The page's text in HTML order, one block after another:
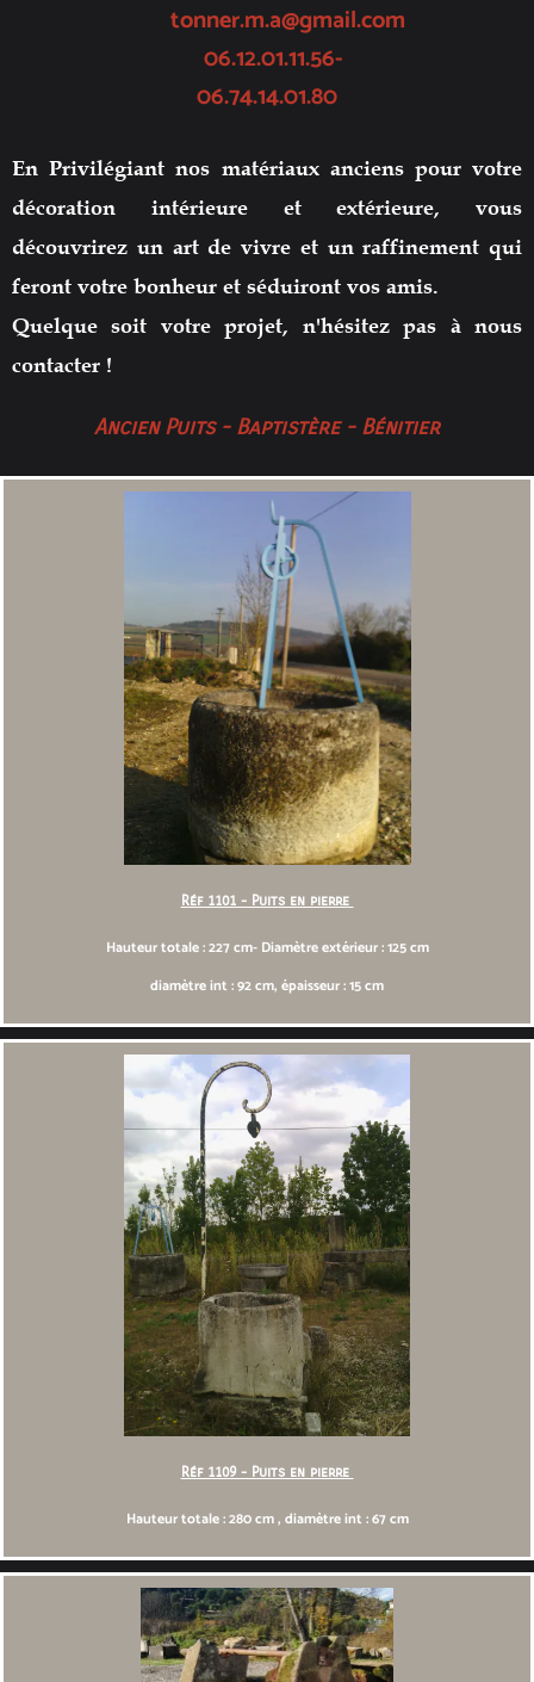
tonner.m.a@gmail.com
06.12.01.11.56-
06.74.14.01.80
En Privilégiant nos matériaux anciens pour votre
décoration intérieure et extérieure, vous
découvrirez un art de vivre et un raffinement qui
feront votre bonheur et séduiront vos amis.
Quelque soit votre projet, n'hésitez pas à nous
contacter !
Ancien Puits - Baptistère - Bénitier
Réf 1101 - Puits en pierre
Hauteur totale : 227 cm- Diamètre extérieur : 125 cm
diamètre int : 92 cm, épaisseur : 15 cm
Réf 1109 - Puits en pierre
Hauteur totale : 280 cm , diamètre int : 67 cm